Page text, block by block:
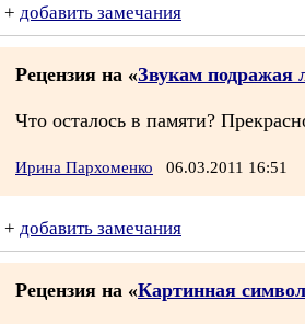
+ добавить замечания
Рецензия на «Звукам подражая
Что осталось в памяти?
Ирина Пархоменко 06.03.2011 16:51
+ добавить замечания
Рецензия на «Картинная